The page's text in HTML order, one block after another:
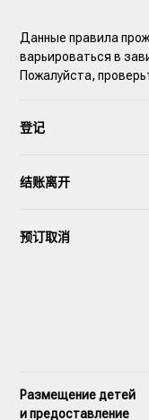
Данные правила
варьироваться в
Пожалуйста,
登记
结账离开
预订取消
Размещение детей
и предоставление